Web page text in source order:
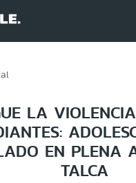
LA
EN PLENA
TALCA